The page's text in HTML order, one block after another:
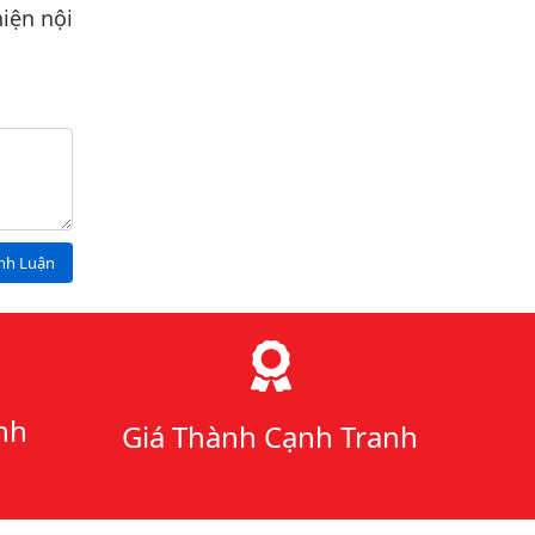
nội
Luận
Giá Thành Cạnh Tranh